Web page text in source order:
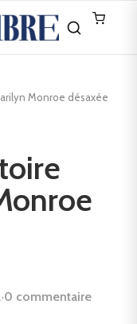
Monroe désaxée
·0 commentaire